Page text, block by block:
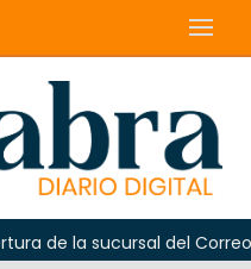
la sucursal del Correo